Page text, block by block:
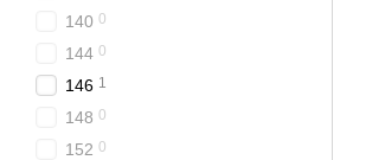
140 0
144 0
146 1
148 0
152 0